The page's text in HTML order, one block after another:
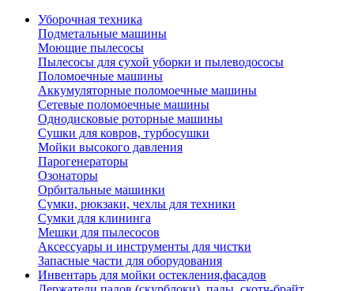
Уборочная техника
Подметальные машины
Моющие пылесосы
Пылесосы для сухой уборки и пылеводососы
Поломоечные машины
Аккумуляторные поломоечные машины
Сетевые поломоечные машины
Однодисковые роторные машины
Сушки для ковров, турбосушки
Мойки высокого давления
Парогенераторы
Озонаторы
Орбитальные машинки
Сумки, рюкзаки, чехлы для техники
Сумки для клининга
Мешки для пылесосов
Аксессуары и инструменты для чистки
Запасные части для оборудования
Инвентарь для мойки остекления,фасадов